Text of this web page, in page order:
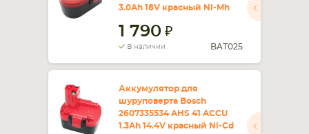
3.0Ah 18V красный Ni-Mh
1 790
В наличии BAT025
Аккумулятор для
шуруповерта Bosch
2607335534 AHS 41 ACCU
1.3Ah 14.4V красный Ni-Cd